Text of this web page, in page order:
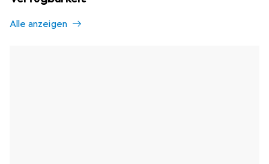
Alle anzeigen